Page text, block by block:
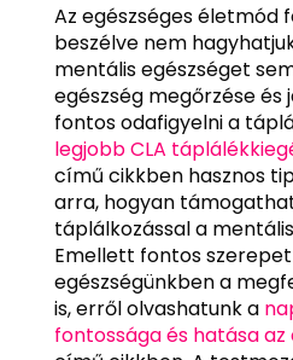
Az egészséges életmód
beszélve nem
mentális egészséget
egészség megőrzése
fontos odafigyelni a
legjobb CLA
című cikkben hasznos
arra, hogyan
táplálkozással a
Emellett fontos szerepet
egészségünkben a
is, erről olvashatunk a
fontossága és hatása az